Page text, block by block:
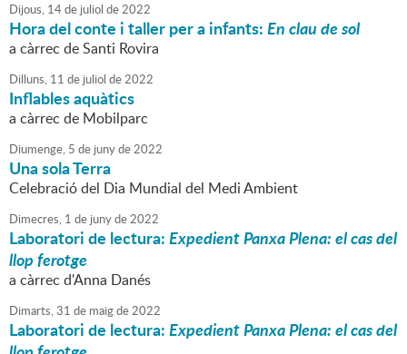
Dijous, 14de juliol de2022
Hora del conte i taller per a infants:En clau de sol
a càrrec de Santi Rovira
Dilluns, 11 de juliol de2022
Inflables aquàtics
a càrrec de Mobilparc
Diumenge, 5 de junyde2022
Una sola Terra
Celebració del Dia Mundial del Medi Ambient
Dimecres, 1 de junyde2022
Laboratori de lectura:Expedient Panxa Plena: el cas del
llop ferotge
a càrrec d'Anna Danés
Dimarts,31 de maigde2022
Laboratori de lectura:Expedient Panxa Plena: el cas del